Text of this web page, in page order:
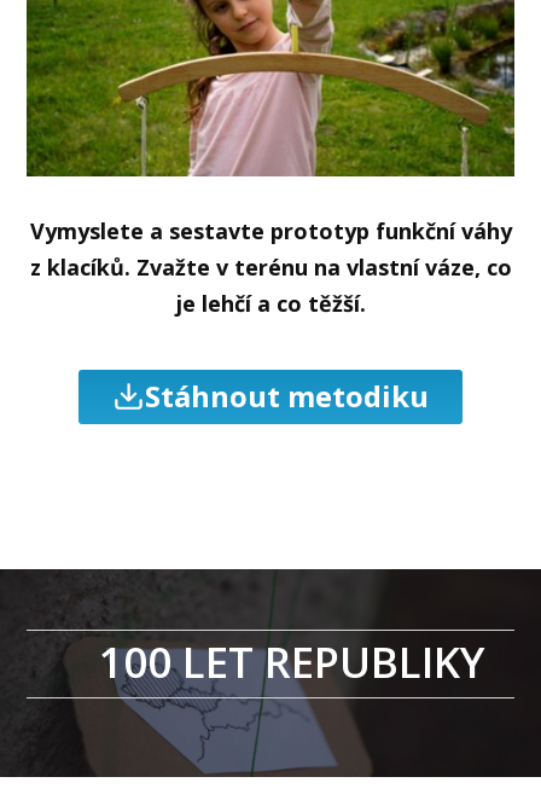
Vymyslete a sestavte prototyp funkční váhy
z klacíků. Zvažte v terénu na vlastní váze, co
je lehčí a co těžší.
Stáhnout metodiku
100 LET REPUBLIKY